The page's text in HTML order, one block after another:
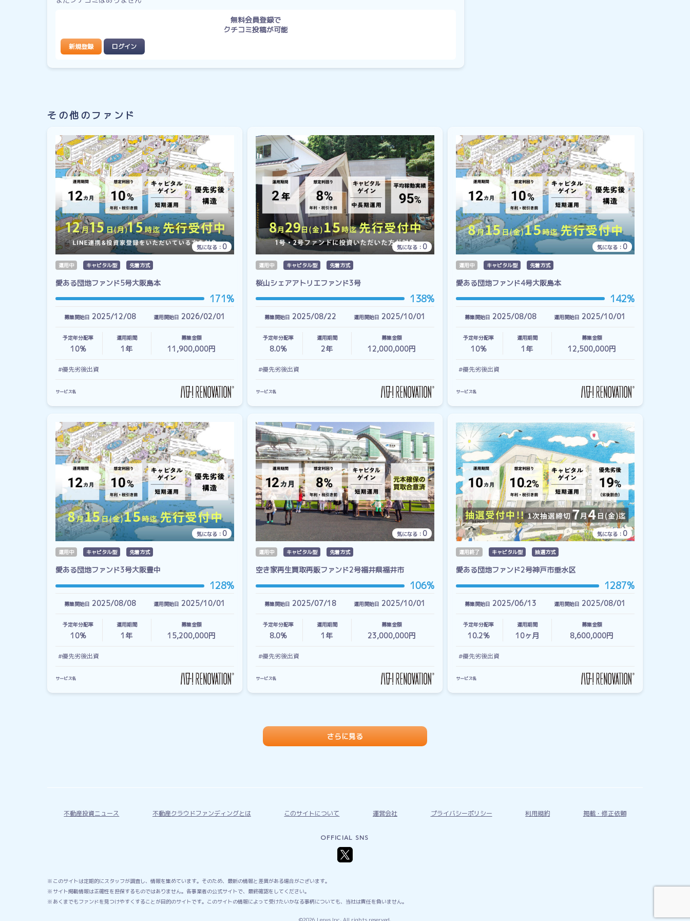
無料会員登録で
クチコミ投稿が可能
新規登録 ログイン
その他のファンド
気になる： 0
運用中 キャピタル型 先着方式
愛ある団地ファンド5号大阪島本
171%
募集開始日 2025/12/08 運用開始日 2026/02/01
予定年分配率
10%
運用期間
1 年
募集金額
11,900,000円
#優先劣後出資
サービス名
気になる： 0
運用中 キャピタル型 先着方式
桜山シェアアトリエファンド3号
138%
募集開始日 2025/08/22 運用開始日 2025/10/01
予定年分配率
8.0%
運用期間
2年
募集金額
12,000,000円
#優先劣後出資
サービス名
気になる： 0
運用中 キャピタル型 先着方式
愛ある団地ファンド4号大阪島本
142%
募集開始日 2025/08/08 運用開始日 2025/10/01
予定年分配率
10%
運用期間
1 年
募集金額
12,500,000円
#優先劣後出資
サービス名
気になる： 0
運用中 キャピタル型 先着方式
愛ある団地ファンド3号大阪豊中
128%
募集開始日 2025/08/08 運用開始日 2025/10/01
予定年分配率
10%
運用期間
1 年
募集金額
15,200,000円
#優先劣後出資
サービス名
気になる： 0
運用中 キャピタル型 先着方式
空き家再生買取再販ファンド2号福井県福井市
106%
募集開始日 2025/07/18 運用開始日 2025/10/01
予定年分配率
8.0%
運用期間
1 年
募集金額
23,000,000円
#優先劣後出資
サービス名
気になる： 0
運用終了 キャピタル型 抽選方式
愛ある団地ファンド2号神戸市垂水区
1287%
募集開始日 2025/06/13 運用開始日 2025/08/01
予定年分配率
10.2%
運用期間
10ヶ月
募集金額
8,600,000円
#優先劣後出資
サービス名
さらに見る
不動産投資ニュース 不動産クラウドファンディングとは このサイトについて 運営会社 プライバシーポリシー 利用規約 掲載・修正依頼
OFFICIAL SNS
このサイトは定期的にスタッフが調査し、情報を集めています。そのため、最新の情報と差異がある場合がございます。
サイト掲載情報は正確性を担保するものではありません。各事業者の公式サイトで、最終確認をしてください。
あくまでもファンドを見つけやすくすることが目的のサイトです。このサイトの情報によって受けたいかなる事柄についても、当社は責任を負いません。